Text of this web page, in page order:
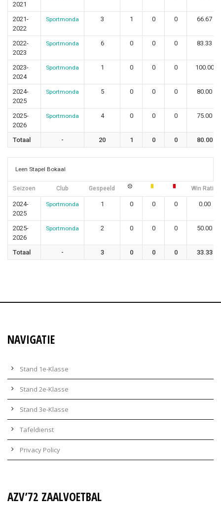
2021
2021-
2022
Sportmonda 3 1 0 0 66.67
2022-
2023
Sportmonda 6 0 0 0 83.33
2023-
2024
Sportmonda 1 0 0 0 100.00
2024-
2025
Sportmonda 5 0 0 0 80.00
2025-
2026
Sportmonda 4 0 0 0 75.00
Totaal - 20 1 0 0 80.00
Leen Stapel Bokaal
Seizoen Club Gespeeld Win Ratio
2024-
2025
Sportmonda 1 0 0 0 0.00
2025-
2026
Sportmonda 2 0 0 0 50.00
Totaal - 3 0 0 0 33.33
NAVIGATIE
Stand 1e-Klasse
Stand 2e-Klasse
Stand 3e-Klasse
Tafeldienst
Privacy Policy
AZV’72 ZAALVOETBAL